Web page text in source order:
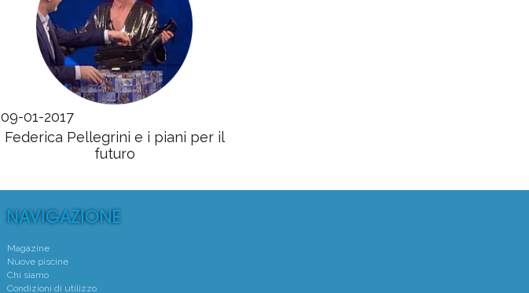
09-01-2017
Federica Pellegrini e i piani per il
futuro
Magazine
Nuove piscine
Chi siamo
Condizioni di utilizzo